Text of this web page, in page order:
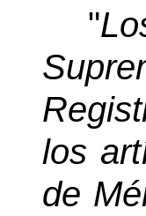
"
los
de